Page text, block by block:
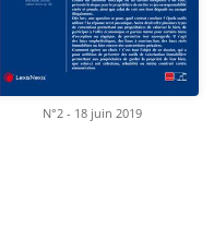
N°2 - 18 juin 2019